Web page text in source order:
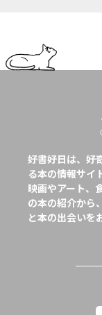
好書好日は、好
る本の情報サイ
映画やアート、
の本の紹介から
と本の出会いを